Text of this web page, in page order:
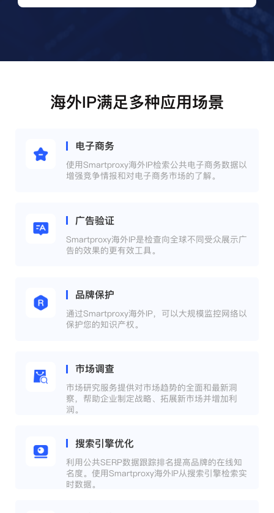
海外IP满足多种应用场景
电子商务
使用Smartproxy海外IP检索公共电子商务数据以
增强竞争情报和对电子商务市场的了解。
广告验证
Smartproxy海外IP是检查向全球不同受众展示广
告的效果的更有效工具。
品牌保护
通过Smartproxy海外IP，可以大规模监控网络以
保护您的知识产权。
市场调查
市场研究服务提供对市场趋势的全面和最新洞
察，帮助企业制定战略、拓展新市场并增加利
润。
搜索引擎优化
利用公共SERP数据跟踪排名提高品牌的在线知
名度。使用Smartproxy海外IP从搜索引擎检索实
时数据。